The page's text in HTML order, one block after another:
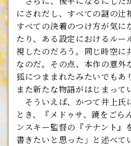
にされだし、すべての謎の辻
すべての決着のつけ方が気に
たり、ある設定におけるルー
視したのだろう。同じ時空に
なのだ。その点、本作の意外
狐につままれたみたいでもあ
また新たな物語がはじまって
そういえば、かつて井上氏
とき、『メドゥサ、鏡をごら
ンスキー監督の『テナント』
書きたいと思った」と述べて